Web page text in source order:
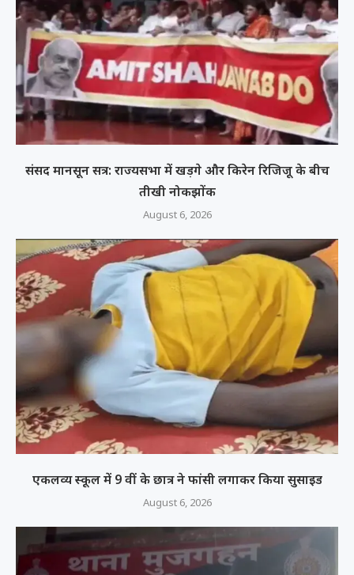
संसद मानसून सत्र: राज्यसभा में खड़गे और किरेन रिजिजू के बीच
तीखी नोकझोंक
August 6, 2026
एकलव्य स्कूल में 9 वीं के छात्र ने फांसी लगाकर किया सुसाइड
August 6, 2026